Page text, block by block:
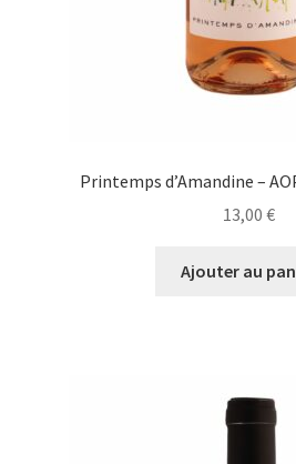
Printemps d’Amandine –
13,00 €
Ajouter au